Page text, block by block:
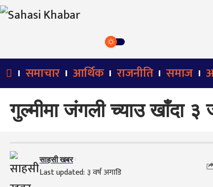
समाचार आर्थिक राजनीति समाज
गुल्मीमा जंगली च्याउ खाँदा ३
Last updated: ३ वर्ष अगाडि
साहसी खबर